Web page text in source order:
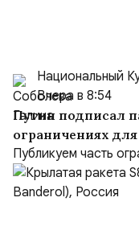
Национальный
Вчера в 8:54
Путин подписал
ограничениях
рубежом
Публикуем часть